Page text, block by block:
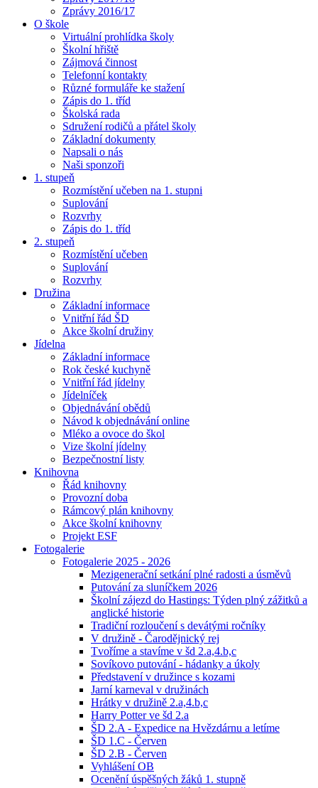
Zprávy 2016/17
O škole
Virtuální prohlídka školy
Školní hřiště
Zájmová činnost
Telefonní kontakty
Různé formuláře ke stažení
Zápis do 1. tříd
Školská rada
Sdružení rodičů a přátel školy
Základní dokumenty
Napsali o nás
Naši sponzoři
1. stupeň
Rozmístění učeben na 1. stupni
Suplování
Rozvrhy
Zápis do 1. tříd
2. stupeň
Rozmístění učeben
Suplování
Rozvrhy
Družina
Základní informace
Vnitřní řád ŠD
Akce školní družiny
Jídelna
Základní informace
Rok české kuchyně
Vnitřní řád jídelny
Jídelníček
Objednávání obědů
Návod k objednávání online
Mléko a ovoce do škol
Vize školní jídelny
Bezpečnostní listy
Knihovna
Řád knihovny
Provozní doba
Rámcový plán knihovny
Akce školní knihovny
Projekt ESF
Fotogalerie
Fotogalerie 2025 - 2026
Mezigenerační setkání plné radosti a úsměvů
Putování za sluníčkem 2026
Školní zájezd do Hastings: Týden plný zážitků a
anglické historie
Tradiční rozloučení s devátými ročníky
V družině - Čarodějnický rej
Tvoříme a stavíme v šd 2.a,4.b,c
Sovíkovo putování - hádanky a úkoly
Představení v družince s kozami
Jarní karneval v družinách
Hrátky v družině 2.a,4.b,c
Harry Potter ve šd 2.a
ŠD 2.A - Expedice na Hvězdárnu a letíme
ŠD 1.C - Červen
ŠD 2.B - Červen
Vyhlášení OB
Ocenění úspěšných žáků 1. stupně